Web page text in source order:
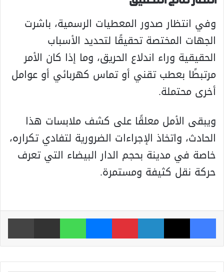
وفي انتظار صدور المعطيات الرسمية، باشرت
الجهات المختصة تحقيقًا لتحديد الأسباب
الحقيقية وراء اندلاع الحريق، وما إذا كان الأمر
مرتبطًا بعطب تقني أو تماس كهربائي أو عوامل
أخرى محتملة.
ويبقى الأمل معلقًا على كشف ملابسات هذا
الحادث، واتخاذ الإجراءات الضرورية لتفادي تكراره،
خاصة في مدينة بحجم الدار البيضاء التي تعرف
حركة نقل كثيفة ومستمرة.
فيسبوك ‫X لينكدإن بينتيريست ماسنجر واتساب مشاركة عبر البريد